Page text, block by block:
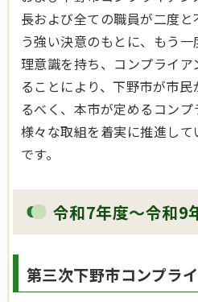
長および全ての職員が二度
う強い決意のもとに、もう
理意識を持ち、コンプライ
ることにより、下野市が市
るべく、本市が定めるコン
様々な取組を着実に推進し
です。
令和7年度～令和9
第三次下野市コンプラ